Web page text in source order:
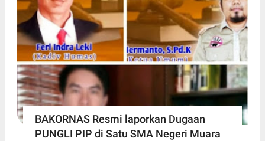
BAKORNAS Resmi laporkan Dugaan
PUNGLI PIP di Satu SMA Negeri Muara